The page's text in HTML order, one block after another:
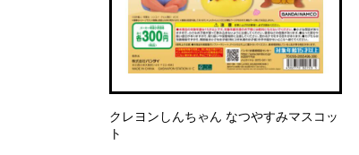
クレヨンしんちゃん なつやすみマスコッ
ト